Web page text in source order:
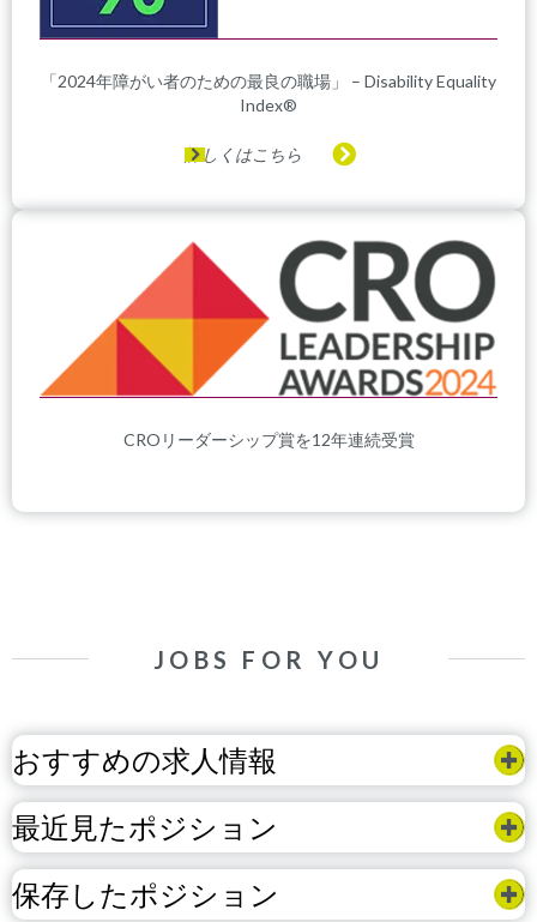
「2024年障がい者のための最良の職場」 – Disability Equality
Index®
詳しくはこちら
CROリーダーシップ賞を12年連続受賞
JOBS FOR YOU
おすすめの求人情報
最近見たポジション
保存したポジション